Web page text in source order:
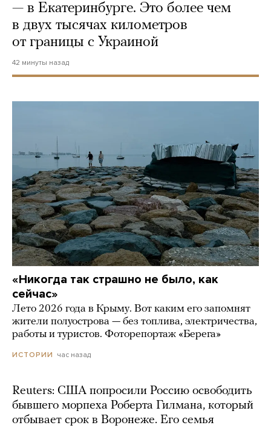
— в Екатеринбурге. Это более чем
в двух тысячах километров
от границы с Украиной
42 минуты назад
«Никогда так страшно не было, как
сейчас»
Лето 2026 года в Крыму. Вот каким его запомнят
жители полуострова — без топлива, электричества,
работы и туристов. Фоторепортаж «Берега»
ИСТОРИИ час назад
Reuters: США попросили Россию освободить
бывшего морпеха Роберта Гилмана, который
отбывает срок в Воронеже. Его семья